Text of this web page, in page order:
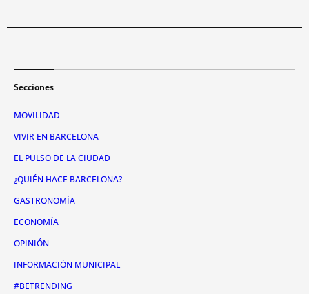
Secciones
MOVILIDAD
VIVIR EN BARCELONA
EL PULSO DE LA CIUDAD
¿QUIÉN HACE BARCELONA?
GASTRONOMÍA
ECONOMÍA
OPINIÓN
INFORMACIÓN MUNICIPAL
#BETRENDING